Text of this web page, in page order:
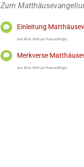
Zum
Einleitung
(ein Klick führt zur Podcastfolge)
Merkverse
(ein Klick führt zur Podcastfolge)